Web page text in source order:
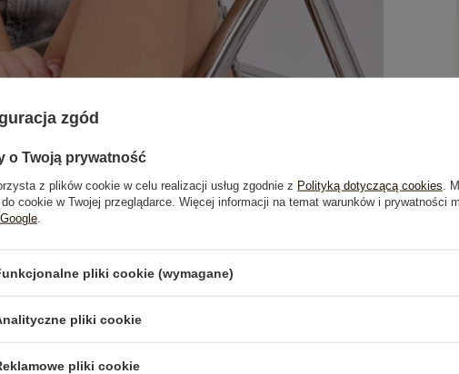
Zwroty i reklamacje Opinie o produkcie
zgód
o Twoją prywatność
z plików cookie w celu realizacji usług zgodnie z Polityką dotyczącą cookies .
cookie w Twojej przeglądarce. Więcej informacji na temat warunków i prywatności
pliki cookie (wymagane)
pliki cookie
pliki cookie